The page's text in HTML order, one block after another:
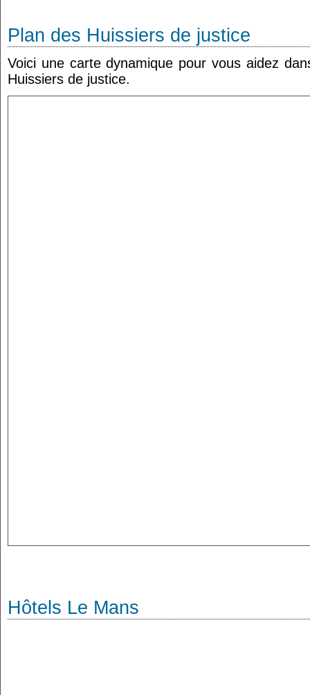
Plan des Huissiers de justice
Voici une carte dynamique pour vous aidez
Huissiers de justice.
Hôtels Le Mans